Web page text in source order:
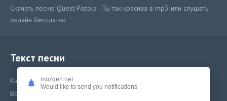
Скачать песню Quest Pistols - Ты так красива в mp3 или слушать
онлайн бесплатно
Текст песни
Каждый сантиметр, каждый край души и тела
Всё, что пожелаешь, выбирай, всё, что ты хотела
muzgen.net
Would like to send you notifications